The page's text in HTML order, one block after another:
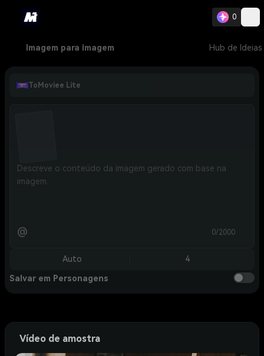
0
Imagem para imagem Hub de Ideias
ToMoviee Lite
@ 0/2000
Auto 4
Salvar em Personagens
Vídeo de amostra